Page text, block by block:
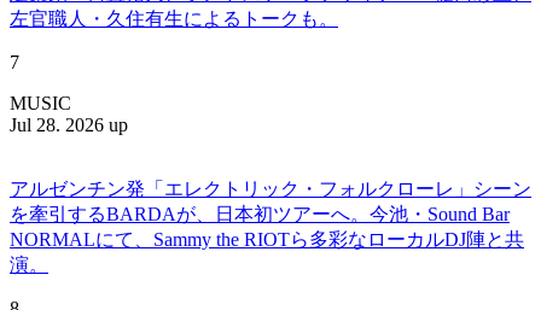
左官職人・久住有生によるトークも。
7
MUSIC
Jul 28. 2026 up
アルゼンチン発「エレクトリック・フォルクローレ」シーン
を牽引するBARDAが、日本初ツアーへ。今池・Sound Bar
NORMALにて、Sammy the RIOTら多彩なローカルDJ陣と共
演。